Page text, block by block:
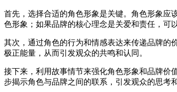
首先，选择合适的角色形象是关键。角色形象应
色形象；如果品牌的核心理念是关爱和责任，可
其次，通过角色的行为和情感表达来传递品牌的
极正能量，从而引发观众的共鸣和认同。
接下来，利用故事情节来强化角色形象和品牌价
步揭示角色与品牌之间的联系，引发观众的思考